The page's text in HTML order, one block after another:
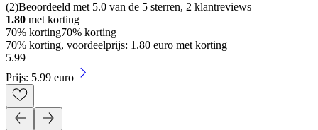
(2)Beoordeeld met 5.0 van de 5 sterren, 2 klantreviews
1.80 met korting
70% korting70% korting
70% korting, voordeelprijs: 1.80 euro met korting
5.99
Prijs: 5.99 euro